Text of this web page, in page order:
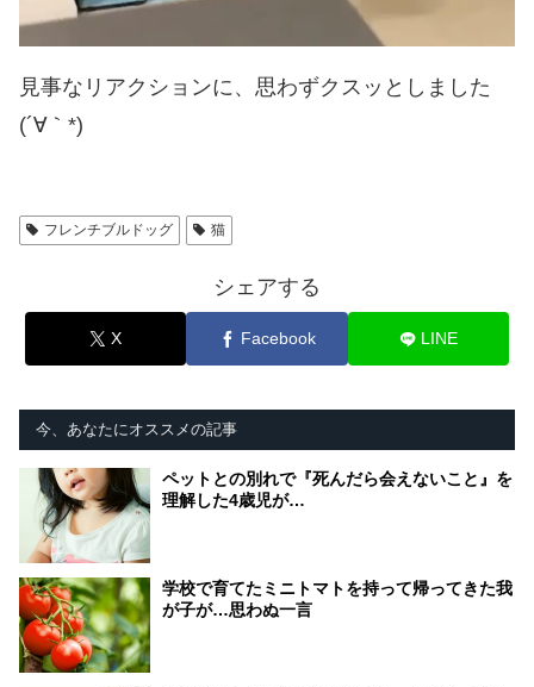
見事なリアクションに、思わずクスッとしました
(´∀｀*)
フレンチブルドッグ 猫
シェアする
X Facebook LINE
今、あなたにオススメの記事
ペットとの別れで『死んだら会えないこと』を
理解した4歳児が…
学校で育てたミニトマトを持って帰ってきた我
が子が…思わぬ一言